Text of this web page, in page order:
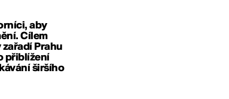
aby
Cílem
Prahu
přiblížení
širšího